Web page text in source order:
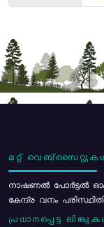
മറ്റ്
നാഷണൽ പോർട്ടൽ
കേന്ദ്ര വനം
പ്രധാനപ്പെട്ട